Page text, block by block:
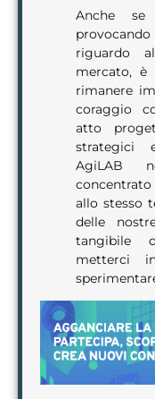
Anche se
riguardo
mercato, è
rimanere
coraggio
atto
strategici
AgiLAB
allo stesso
delle
tangibile
metterci